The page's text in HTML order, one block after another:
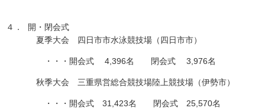
４．
開・閉会式
夏季大会 四日市市水泳競技場（四日市市）
・・・開会式 4,396名 閉会式 3,976名
秋季大会 三重県営総合競技場陸上競技場（伊勢市）
・・・開会式 31,423名 閉会式 25,570名